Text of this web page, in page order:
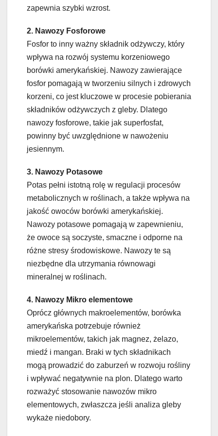
zapewnia szybki wzrost.
2. Nawozy Fosforowe
Fosfor to inny ważny składnik odżywczy, który
wpływa na rozwój systemu korzeniowego
borówki amerykańskiej. Nawozy zawierające
fosfor pomagają w tworzeniu silnych i zdrowych
korzeni, co jest kluczowe w procesie pobierania
składników odżywczych z gleby. Dlatego
nawozy fosforowe, takie jak superfosfat,
powinny być uwzględnione w nawożeniu
jesiennym.
3. Nawozy Potasowe
Potas pełni istotną rolę w regulacji procesów
metabolicznych w roślinach, a także wpływa na
jakość owoców borówki amerykańskiej.
Nawozy potasowe pomagają w zapewnieniu,
że owoce są soczyste, smaczne i odporne na
różne stresy środowiskowe. Nawozy te są
niezbędne dla utrzymania równowagi
mineralnej w roślinach.
4. Nawozy Mikro elementowe
Oprócz głównych makroelementów, borówka
amerykańska potrzebuje również
mikroelementów, takich jak magnez, żelazo,
miedź i mangan. Braki w tych składnikach
mogą prowadzić do zaburzeń w rozwoju rośliny
i wpływać negatywnie na plon. Dlatego warto
rozważyć stosowanie nawozów mikro
elementowych, zwłaszcza jeśli analiza gleby
wykaże niedobory.